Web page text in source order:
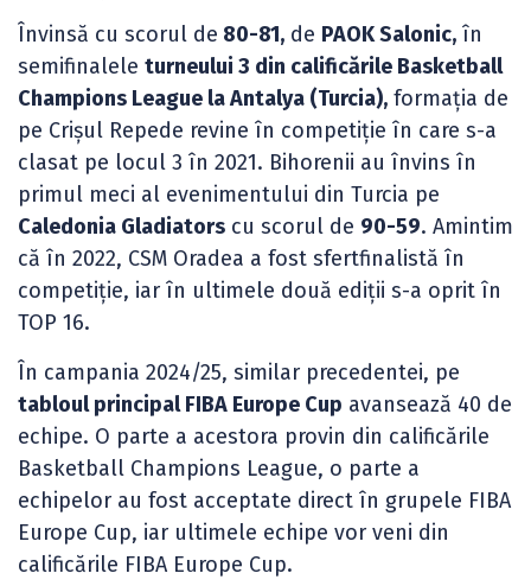
Învinsă cu scorul de 80-81, de PAOK Salonic, în
semifinalele turneului 3 din calificările Basketball
Champions League la Antalya (Turcia), formația de
pe Crișul Repede revine în competiție în care s-a
clasat pe locul 3 în 2021. Bihorenii au învins în
primul meci al evenimentului din Turcia pe
Caledonia Gladiators cu scorul de 90-59. Amintim
că în 2022, CSM Oradea a fost sfertfinalistă în
competiție, iar în ultimele două ediții s-a oprit în
TOP 16.
În campania 2024/25, similar precedentei, pe
tabloul principal FIBA Europe Cup avansează 40 de
echipe. O parte a acestora provin din calificările
Basketball Champions League, o parte a
echipelor au fost acceptate direct în grupele FIBA
Europe Cup, iar ultimele echipe vor veni din
calificările FIBA Europe Cup.